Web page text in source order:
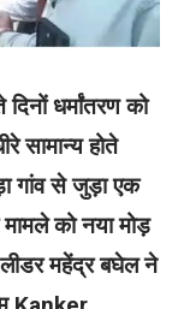
धर्मांतरण को
सामान्य होते
गांव से जुड़ा एक
को नया मोड़
महेंद्र बघेल ने